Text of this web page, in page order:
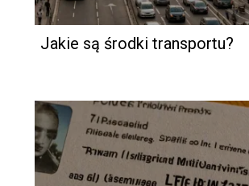
Jakie są środki transportu?